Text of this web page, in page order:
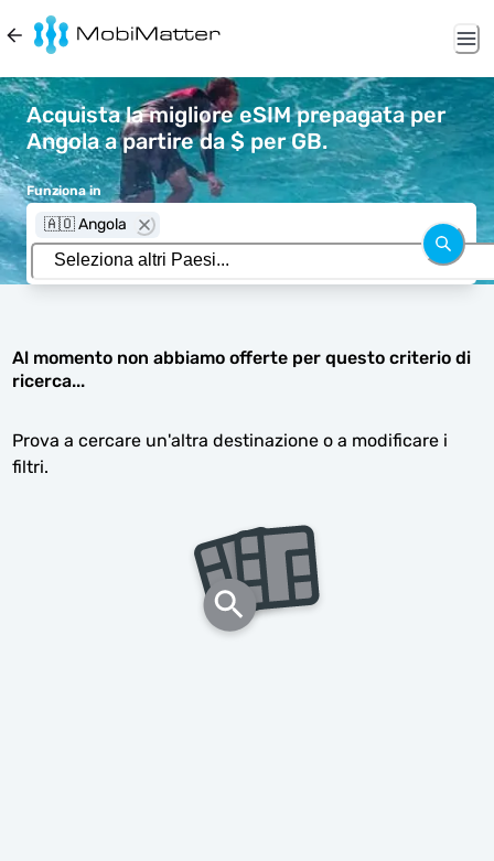
Acquista la migliore eSIM prepagata per
Angola a partire da $ per GB.
Funziona in
🇦🇴 Angola
Al momento non abbiamo offerte per questo criterio di
ricerca...
Prova a cercare un'altra destinazione o a modificare i
filtri.